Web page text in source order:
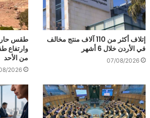
إتلاف أكثر من 110 آلاف منتج مخالف
في الأردن خلال 6 أشهر
07/08/2026
طقس حار
وارتفاع
من الأحد
2026